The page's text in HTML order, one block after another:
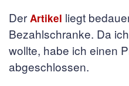
Der Artikel liegt
Bezahlschranke. Da
wollte, habe ich einen
abgeschlossen.